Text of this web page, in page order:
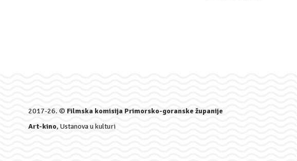
2017-26. © Filmska komisija Primorsko-goranske županije
Art-kino, Ustanova u kulturi